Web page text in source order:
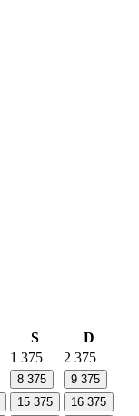
S
D
1 375 2 375
8 375 9 375
15 375 16 375